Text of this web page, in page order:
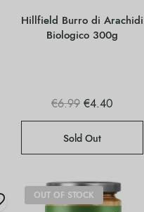
Hillfield Burro di Arachidi
Biologico 300g
€6.99 Il prezzo
era:
€6.99.
€4.40
attuale
Sold Out
OUT OF STOCK